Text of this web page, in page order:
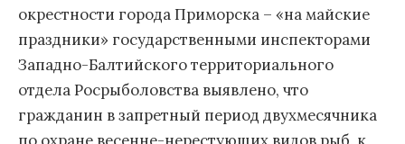
окрестности города Приморска – «на майские
праздники» государственными инспекторами
Западно-Балтийского территориального
отдела Росрыболовства выявлено, что
гражданин в запретный период двухмесячника